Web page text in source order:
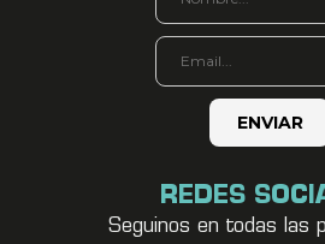
REDES
Seguinos en todas las